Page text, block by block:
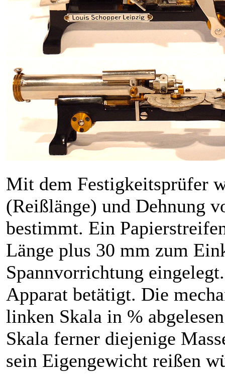
Mit dem Festigkeitsprüfer
(Reißlänge) und Dehnung
bestimmt. Ein
Länge plus 30 mm zum
Spannvorrichtung
Apparat betätigt. Die
linken Skala in %
Skala ferner diejenige
sein Eigengewicht reißen